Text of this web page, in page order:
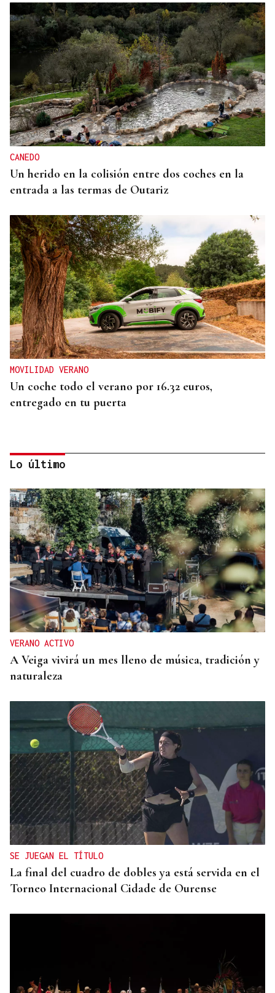
CANEDO
Un herido en la colisión entre dos coches en la
entrada a las termas de Outariz
MOVILIDAD VERANO
Un coche todo el verano por 16.32 euros,
entregado en tu puerta
CONATO EXTINGUIDO
Vídeo | Se desata un incendio forestal en una
cantera de Untes
Lo último
VERANO ACTIVO
A Veiga vivirá un mes lleno de música, tradición y
naturaleza
SE JUEGAN EL TÍTULO
La final del cuadro de dobles ya está servida en el
Torneo Internacional Cidade de Ourense